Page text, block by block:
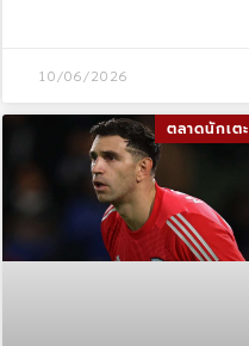
10/06/2026
ตลาดนักเตะ